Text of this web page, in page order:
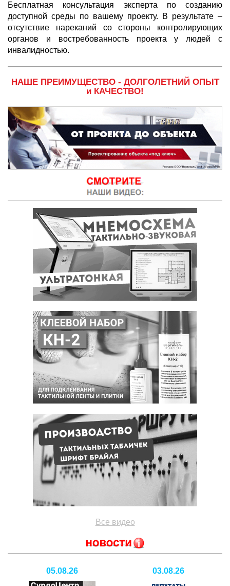
Бесплатная консультация эксперта по созданию
доступной среды по вашему проекту. В результате –
отсутствие нареканий со стороны контролирующих
органов и востребованность проекта у людей с
инвалидностью.
НАШЕ ПРЕИМУЩЕСТВО - ДОЛГОЛЕТНИЙ ОПЫТ
и КАЧЕСТВО!
Все видео
05.08.26 03.08.26